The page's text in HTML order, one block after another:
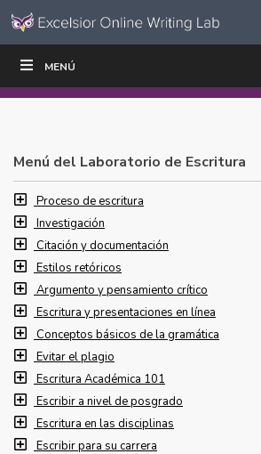
Ir al contenido
navegación
MENÚ
ESCRIBIR
Menú del Laboratorio de Escritura
Proceso de escritura
Investigación
Citación y documentación
Estilos retóricos
Argumento y pensamiento crítico
Escritura y presentaciones en línea
Conceptos básicos de la gramática
Evitar el plagio
Escritura Académica 101
Escribir a nivel de posgrado
Escritura en las disciplinas
Escribir para su carrera